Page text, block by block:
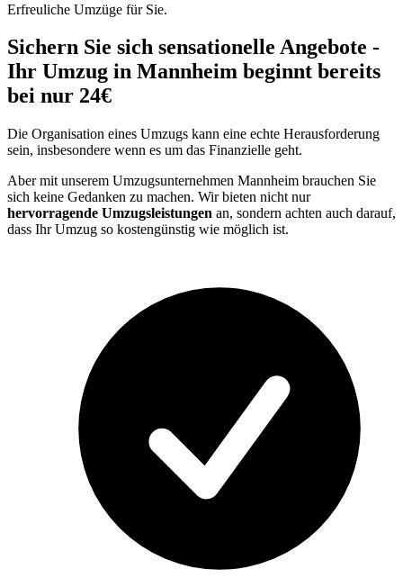
Erfreuliche Umzüge für Sie.
Sichern Sie sich sensationelle Angebote -
Ihr Umzug in Mannheim beginnt bereits
bei nur 24€
Die Organisation eines Umzugs kann eine echte Herausforderung
sein, insbesondere wenn es um das Finanzielle geht.
Aber mit unserem Umzugsunternehmen Mannheim brauchen Sie
sich keine Gedanken zu machen. Wir bieten nicht nur
hervorragende Umzugsleistungen an, sondern achten auch darauf,
dass Ihr Umzug so kostengünstig wie möglich ist.